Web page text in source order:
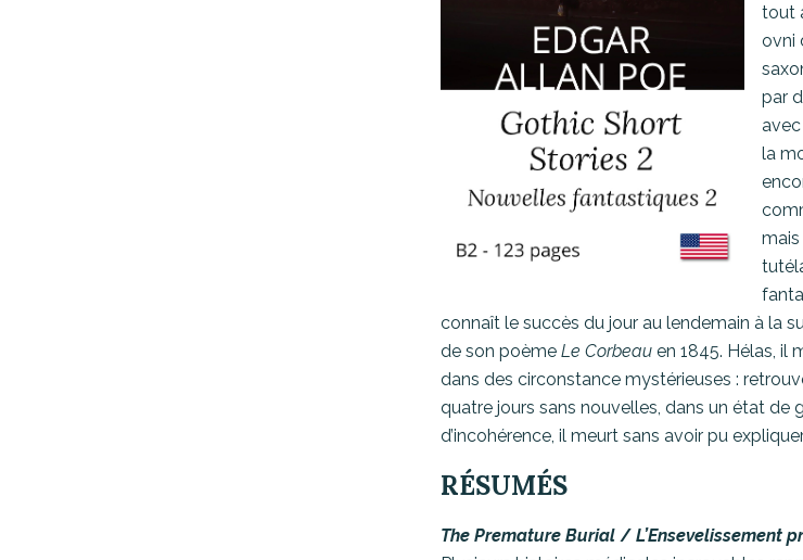
tout
ovni
par
la
connaît le succès du jour au lendemain à la
de son poème Le Corbeau en 1845. Hélas, il
dans des circonstance mystérieuses :
quatre jours sans nouvelles, dans un état de
d’incohérence, il meurt sans avoir pu
RÉSUMÉS
The Premature Burial / L’Ensevelissement